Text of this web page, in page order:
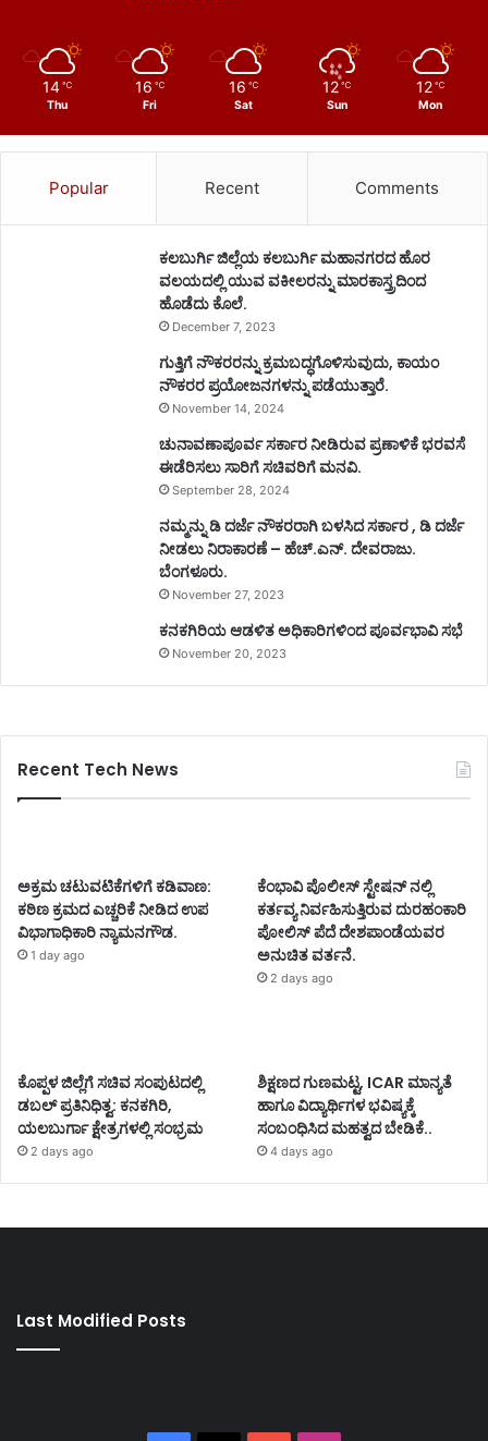
14 ℃
Thu
16 ℃
Fri
16 ℃
Sat
12 ℃
Sun
12 ℃
Mon
Popular Recent Comments
ಕಲಬುರ್ಗಿ ಜಿಲ್ಲೆಯ ಕಲಬುರ್ಗಿ ಮಹಾನಗರದ ಹೊರ
ವಲಯದಲ್ಲಿ ಯುವ ವಕೀಲರನ್ನು ಮಾರಕಾಸ್ತ್ರದಿಂದ
ಹೊಡೆದು ಕೊಲೆ.
December 7, 2023
ಗುತ್ತಿಗೆ ನೌಕರರನ್ನು ಕ್ರಮಬದ್ಧಗೊಳಿಸುವುದು, ಕಾಯಂ
ನೌಕರರ ಪ್ರಯೋಜನಗಳನ್ನು ಪಡೆಯುತ್ತಾರೆ.
November 14, 2024
ಚುನಾವಣಾಪೂರ್ವ ಸರ್ಕಾರ ನೀಡಿರುವ ಪ್ರಣಾಳಿಕೆ ಭರವಸೆ
ಈಡೆರಿಸಲು ಸಾರಿಗೆ ಸಚಿವರಿಗೆ ಮನವಿ.
September 28, 2024
ನಮ್ಮನ್ನು ಡಿ ದರ್ಜೆ ನೌಕರರಾಗಿ ಬಳಸಿದ ಸರ್ಕಾರ , ಡಿ ದರ್ಜೆ
ನೀಡಲು ನಿರಾಕಾರಣೆ – ಹೆಚ್.ಎನ್. ದೇವರಾಜು.
ಬೆಂಗಳೂರು.
November 27, 2023
ಕನಕಗಿರಿಯ ಆಡಳಿತ ಅಧಿಕಾರಿಗಳಿಂದ ಪೂರ್ವಭಾವಿ ಸಭೆ
November 20, 2023
Recent Tech News
ಅಕ್ರಮ ಚಟುವಟಿಕೆಗಳಿಗೆ ಕಡಿವಾಣ:
ಕಠಿಣ ಕ್ರಮದ ಎಚ್ಚರಿಕೆ ನೀಡಿದ ಉಪ
ವಿಭಾಗಾಧಿಕಾರಿ ನ್ಯಾಮನಗೌಡ.
1 day ago
ಕೆಂಭಾವಿ ಪೊಲೀಸ್ ಸ್ಟೇಷನ್ ನಲ್ಲಿ
ಕರ್ತವ್ಯ ನಿರ್ವಹಿಸುತ್ತಿರುವ ದುರಹಂಕಾರಿ
ಪೋಲಿಸ್ ಪೆದೆ ದೇಶಪಾಂಡೆಯವರ
ಅನುಚಿತ ವರ್ತನೆ.
2 days ago
ಕೊಪ್ಪಳ ಜಿಲ್ಲೆಗೆ ಸಚಿವ ಸಂಪುಟದಲ್ಲಿ
ಡಬಲ್ ಪ್ರತಿನಿಧಿತ್ವ: ಕನಕಗಿರಿ,
ಯಲಬುರ್ಗಾ ಕ್ಷೇತ್ರಗಳಲ್ಲಿ ಸಂಭ್ರಮ
2 days ago
ಶಿಕ್ಷಣದ ಗುಣಮಟ್ಟ, ICAR ಮಾನ್ಯತೆ
ಹಾಗೂ ವಿದ್ಯಾರ್ಥಿಗಳ ಭವಿಷ್ಯಕ್ಕೆ
ಸಂಬಂಧಿಸಿದ ಮಹತ್ವದ ಬೇಡಿಕೆ..
4 days ago
Last Modified Posts